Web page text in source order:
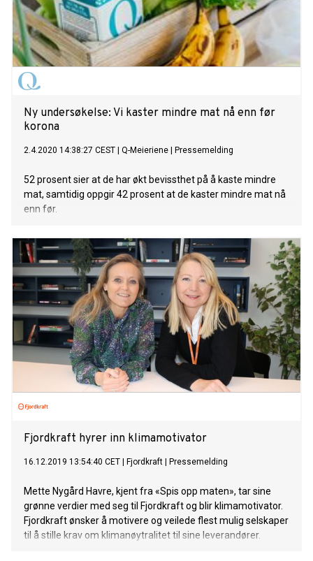
Ny undersøkelse: Vi kaster mindre mat nå enn før
korona
2.4.2020 14:38:27 CEST Q-Meieriene Pressemelding
52 prosent sier at de har økt bevissthet på å kaste mindre
mat, samtidig oppgir 42 prosent at de kaster mindre mat nå
enn før.
Fjordkraft hyrer inn klimamotivator
16.12.2019 13:54:40 CET Fjordkraft Pressemelding
Mette Nygård Havre, kjent fra «Spis opp maten», tar sine
grønne verdier med seg til Fjordkraft og blir klimamotivator.
Fjordkraft ønsker å motivere og veilede flest mulig selskaper
til å stille krav om klimanøytralitet til sine leverandører.